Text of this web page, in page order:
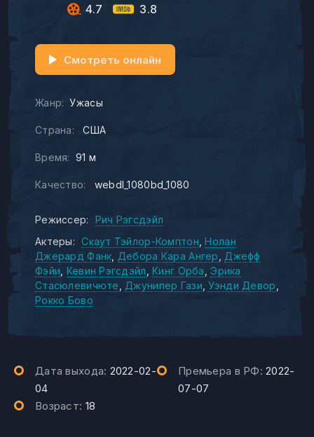
4.7 3.8
Жанр: Ужасы
Страна: США
Время: 91 м
Качество: webdl_1080bd_1080
Смотреть онлайн
Режиссер:
Рич Рэгсдэйл
Актеры:
Скаут Тэйлор-Комптон Нолан
Джерард Фанк Дебора Кара Ангер
Джефф
Фэйи Кевин Рэгсдэйл Кинг Орба
Эрика
Стасюлевичюте
Джунипер Гази Уэнди Девор
Рокко Бово
Дата выхода: 2022-02-
04
Премьера в РФ:2022-
07-07
Возраст: 18